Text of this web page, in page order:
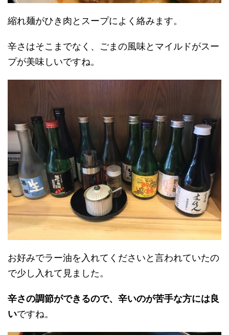
縮れ麺がひき肉とスープによく絡みます。
辛さはそこまでなく、ごまの風味とマイルドがスー
プが美味しいですね。
お好みでラー油を入れてくださいと言われていたの
で少し入れて見ました。
辛さの調節ができるので、辛いのが苦手な方には良
いですね。